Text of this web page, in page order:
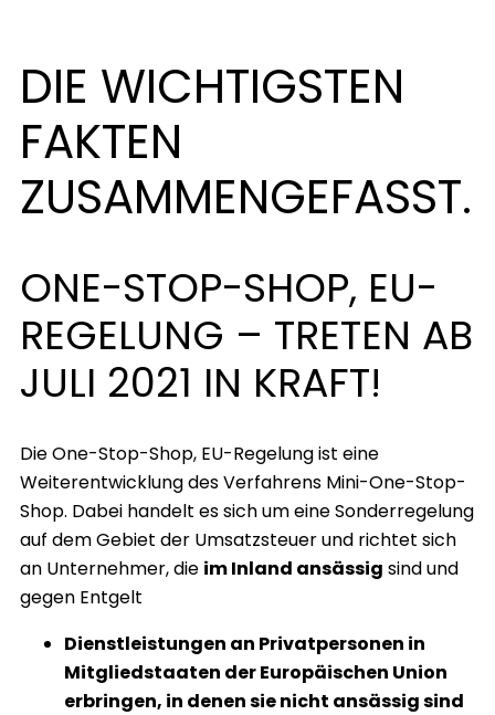
DIE WICHTIGSTEN
FAKTEN
ZUSAMMENGEFASST.
ONE-STOP-SHOP, EU-
REGELUNG – TRETEN AB
JULI 2021 IN KRAFT!
Die One-Stop-Shop, EU-Regelung ist eine
Weiterentwicklung des Verfahrens Mini-One-Stop-
Shop. Dabei handelt es sich um eine Sonderregelung
auf dem Gebiet der Umsatzsteuer und richtet sich
an Unternehmer, die im Inland ansässig sind und
gegen Entgelt
Dienstleistungen an Privatpersonen in
Mitgliedstaaten der Europäischen Union
erbringen, in denen sie nicht ansässig sind